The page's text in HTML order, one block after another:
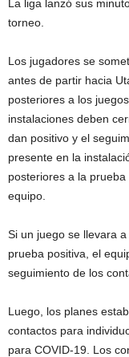
La liga lanzó sus
torneo.
Los jugadores se
antes de partir hacia
posteriores a los
instalaciones deben
dan positivo y el
presente en la
posteriores a la
equipo.
Si un juego se llevara
prueba positiva, el
seguimiento de los
Luego, los planes
contactos para
para COVID-19. Los